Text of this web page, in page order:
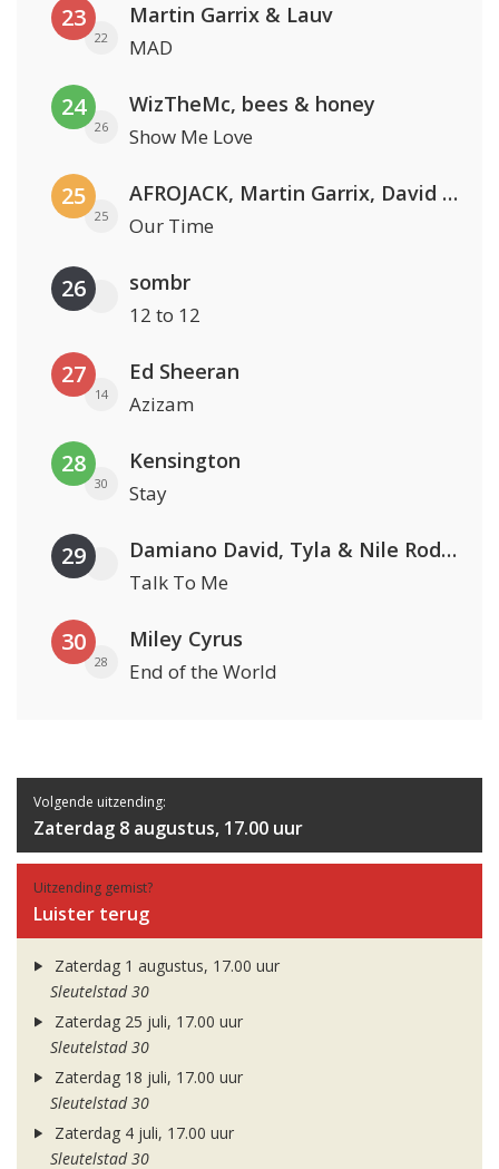
23
22
Martin Garrix & Lauv
MAD
24
26
WizTheMc, bees & honey
Show Me Love
25
25
AFROJACK, Martin Garrix, David Guetta & Amél
Our Time
26 sombr
12 to 12
27
14
Ed Sheeran
Azizam
28
30
Kensington
Stay
29 Damiano David, Tyla & Nile Rodgers
Talk To Me
30
28
Miley Cyrus
End of the World
Volgende uitzending:
Zaterdag 8 augustus, 17.00 uur
Uitzending gemist?
Luister terug
Zaterdag 1 augustus, 17.00 uur
Sleutelstad 30
Zaterdag 25 juli, 17.00 uur
Sleutelstad 30
Zaterdag 18 juli, 17.00 uur
Sleutelstad 30
Zaterdag 4 juli, 17.00 uur
Sleutelstad 30